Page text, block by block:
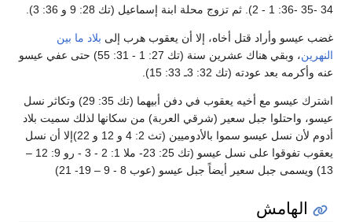
34 -35 -36: 1 - 2). ثم تزوج محلة ابنة إسماعيل (تك 28: 9 و 36: 3).
غضب عيسو وأراد قتل أخاه، إلا أن يعقوب هرب إلى بلاد ما بين
النهرين
، وبقي هناك عشرين سنة (تك 27: 1 - 31: 55) حتى عفي عيسو
عنه وأكرمه بعد عودته (تك 32: 3ـ 33: 15).
اشترك عيسو مع أخيه يعقوب في دفن أبيهما (تك 35: 29) وتكاثر نسل
عيسو، واحتلوا جبل سعير (شرقي العربة) من سكانها لذلك سميت بلاد
أدوم لأن نسل عيسو سموا بالأدوميين (تث 2: 4 و 12 و 22)إلا أن نسل
يعقوب تفوقوا على نسل عيسو (تك 25: 23- ملا 1: 2 - 3 - رو 9: 12 –
13) ويسمى جبل سعير أيضاً جبل عيسو (عوب 8 - 9 – 19- 21)
الهامش